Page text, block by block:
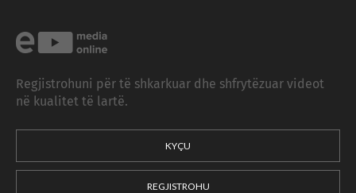
Regjistrohuni për të shkarkuar dhe shfrytëzuar videot
në kualitet të lartë.
KYÇU
REGJISTROHU